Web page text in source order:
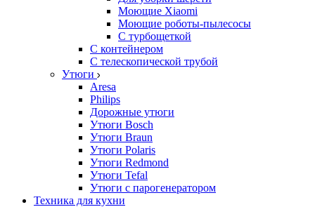
Моющие Xiaomi
Моющие роботы-пылесосы
С турбощеткой
С контейнером
С телескопической трубой
Утюги
Aresa
Philips
Дорожные утюги
Утюги Bosch
Утюги Braun
Утюги Polaris
Утюги Redmond
Утюги Tefal
Утюги с парогенератором
Техника для кухни